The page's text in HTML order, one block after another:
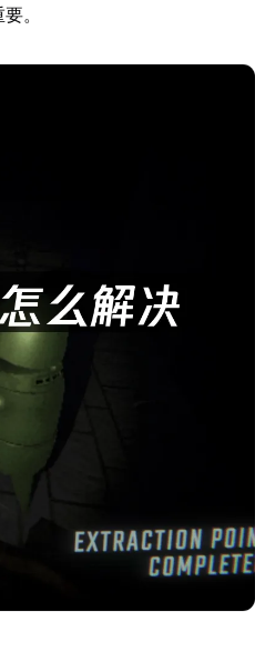
。